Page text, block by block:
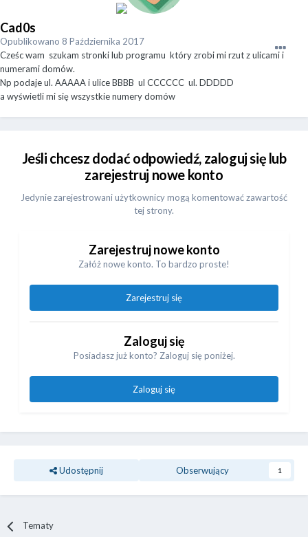
Cad0s
Opublikowano 8 Października 2017
Cześc wam szukam stronki lub programu który zrobi mi rzut z ulicami i
numerami domów.
Np podaje ul. AAAAA i ulice BBBB ul CCCCCC ul. DDDDD
a wyświetli mi się wszystkie numery domów
Jeśli chcesz dodać odpowiedź, zaloguj się lub
zarejestruj nowe konto
Jedynie zarejestrowani użytkownicy mogą komentować zawartość
tej strony.
Zarejestruj nowe konto
Załóż nowe konto. To bardzo proste!
Zarejestruj się
Zaloguj się
Posiadasz już konto? Zaloguj się poniżej.
Zaloguj się
Udostępnij Obserwujący 1
Tematy